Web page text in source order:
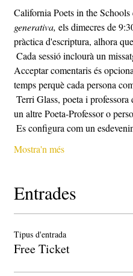
California Poets in the
generativa, els dimecres de
pràctica d'escriptura, alhora
Acceptar comentaris és
temps perquè cada persona
un altre Poeta-Professor o
Es configura com un
Mostra'n més
Entrades
Tipus d'entrada
Free Ticket